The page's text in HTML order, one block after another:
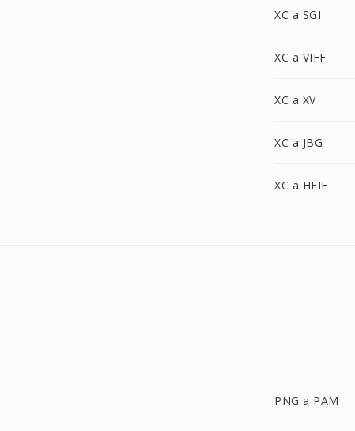
XC a SGI
XC a VIFF
XC a XV
XC a JBG
XC a HEIF
PNG a PAM